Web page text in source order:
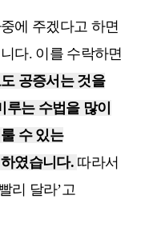
에 주겠다고 하면
다. 이를 수락하면
공증서는 것을
는 수법을 많이
수 있는
였습니다. 따라서
리 달라’고